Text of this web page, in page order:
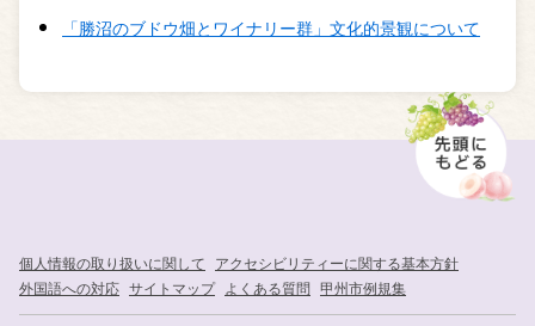
「勝沼のブドウ畑とワイナリー群」文化的景観について
個人情報の取り扱いに関して アクセシビリティーに関する基本方針
外国語への対応 サイトマップ よくある質問 甲州市例規集